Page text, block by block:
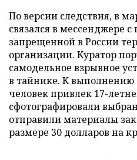
По версии следствия, в
связался в мессенджере
запрещенной в России
организации. Куратор
самодельное взрывное
в тайнике. К выполнению
человек привлек 17-
сфотографировали
отправили материалы
размере 30 долларов на